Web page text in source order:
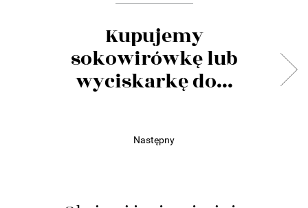
Kupujemy
sokowirówkę lub
wyciskarkę do...
Następny